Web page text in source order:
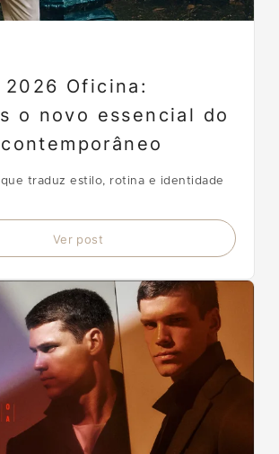
2026 Oficina:
o novo essencial do
que traduz estilo, rotina e identidade
Ver post